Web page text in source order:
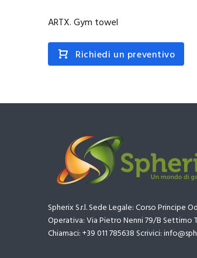
ARTX. Gym towel
Richiedi un preventivo
Spherix S.r.l. Sede Legale: Corso Principe
Operativa: Via Pietro Nenni 79/B Settimo
Chiamaci: +39 011 785638 Scrivici: